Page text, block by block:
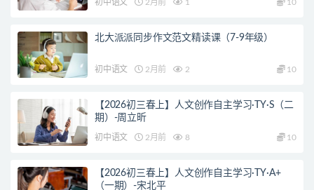
初中语文 2月前 1 10
北大派派同步作文范文精读课（7-9年级）
初中语文 2月前 2 10
【2026初三春上】人文创作自主学习·TY·S（二
期）-周立昕
初中语文 2月前 8 10
【2026初三春上】人文创作自主学习·TY·A+
（一期）-宋北平